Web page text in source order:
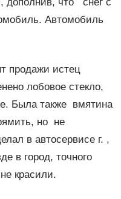
Автомобиль
продажи истец
лобовое стекло,
Была также вмятина
но не
в автосервисе г. ,
в город, точного
красили.